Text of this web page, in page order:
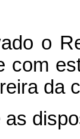
o
com
da
as